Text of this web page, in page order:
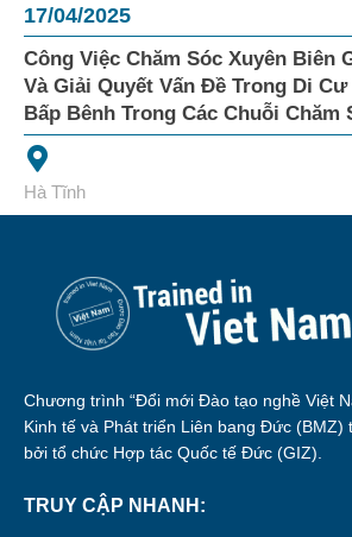
17/04/2025
Công Việc Chăm Sóc Xuyên Biên
Và Giải Quyết Vấn Đề Trong Di Cư
Bấp Bênh Trong Các Chuỗi Chăm
Hà Tĩnh
Chương trình “Đổi mới Đào tạo nghề Việt
Kinh tế và Phát triển Liên bang Đức (BMZ)
bởi tổ chức Hợp tác Quốc tế Đức (GIZ).
TRUY CẬP NHANH: